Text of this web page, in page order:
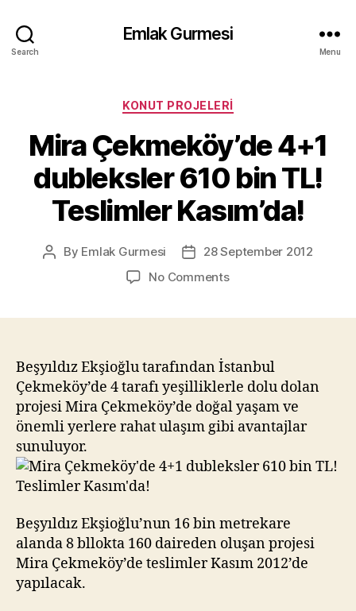
Search
Emlak Gurmesi
Menu
Categories
KONUT PROJELERI
Mira Çekmeköy’de 4+1
dubleksler 610 bin TL!
Teslimler Kasım’da!
Post
By Emlak Gurmesi
Post28 September 2012
No Commentson
610
bin
TL!
Teslimler
Kasım’da!
Beşyıldız Ekşioğlu tarafından İstanbul
Çekmeköy’de 4 tarafı yeşilliklerle dolu dolan
projesi Mira Çekmeköy’de doğal yaşam ve
önemli yerlere rahat ulaşım gibi avantajlar
sunuluyor.
Beşyıldız Ekşioğlu’nun 16 bin metrekare
alanda 8 bllokta 160 daireden oluşan projesi
Mira Çekmeköy’de teslimler Kasım 2012’de
yapılacak.